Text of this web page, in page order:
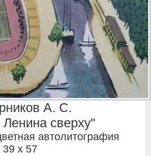
А. С.
сверху"
автолитография
39 x 57